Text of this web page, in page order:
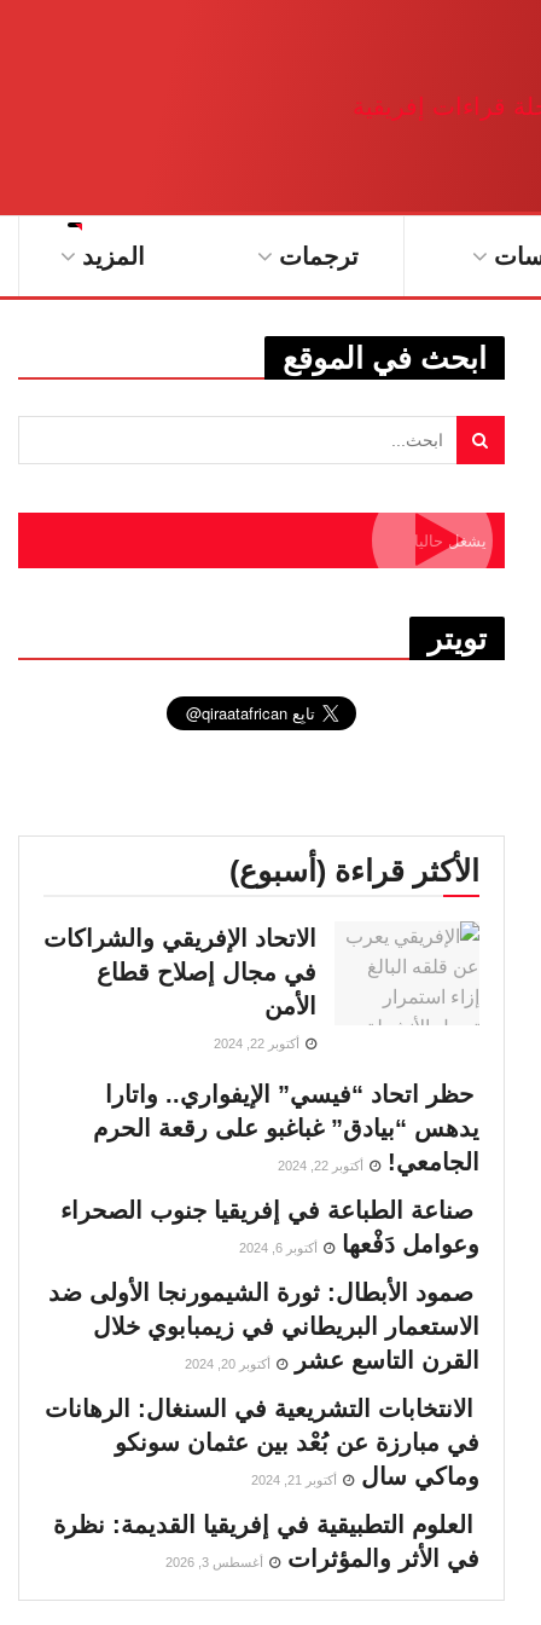
ترجمات المزيد
ابحث في الموقع
يشغل حاليا
تويتر
الأكثر قراءة (أسبوع)
الاتحاد الإفريقي والشراكات
في مجال إصلاح قطاع
الأمن
أكتوبر 22, 2024
حظر اتحاد “فيسي” الإيفواري.. واتارا
يدهس “بيادق” غباغبو على رقعة الحرم
الجامعي!
أكتوبر 22, 2024
صناعة الطباعة في إفريقيا جنوب الصحراء
وعوامل دَفْعها
أكتوبر 6, 2024
صمود الأبطال: ثورة الشيمورنجا الأولى ضد
الاستعمار البريطاني في زيمبابوي خلال
القرن التاسع عشر
أكتوبر 20, 2024
الانتخابات التشريعية في السنغال: الرهانات
في مبارزة عن بُعْد بين عثمان سونكو
وماكي سال
أكتوبر 21, 2024
العلوم التطبيقية في إفريقيا القديمة: نظرة
في الأثر والمؤثرات
أغسطس 3, 2026